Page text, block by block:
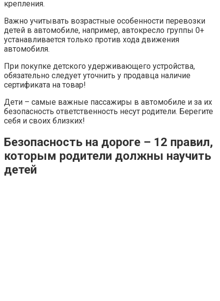
крепления.
Важно учитывать возрастные особенности перевозки
детей в автомобиле, например, автокресло группы 0+
устанавливается только против хода движения
автомобиля.
При покупке детского удерживающего устройства,
обязательно следует уточнить у продавца наличие
сертификата на товар!
Дети – самые важные пассажиры в автомобиле и за их
безопасность ответственность несут родители. Берегите
себя и своих близких!
Безопасность на дороге – 12 правил,
которым родители должны научить
детей